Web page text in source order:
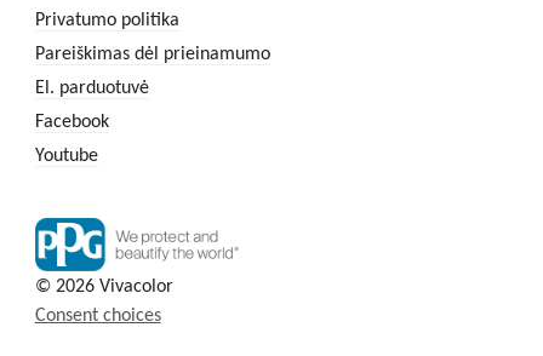
Privatumo politika
Pareiškimas dėl prieinamumo
El. parduotuvė
Facebook
Youtube
© 2026 Vivacolor
Consent choices